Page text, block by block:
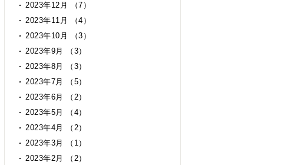
2023年12月 （7）
2023年11月 （4）
2023年10月 （3）
2023年9月 （3）
2023年8月 （3）
2023年7月 （5）
2023年6月 （2）
2023年5月 （4）
2023年4月 （2）
2023年3月 （1）
2023年2月 （2）